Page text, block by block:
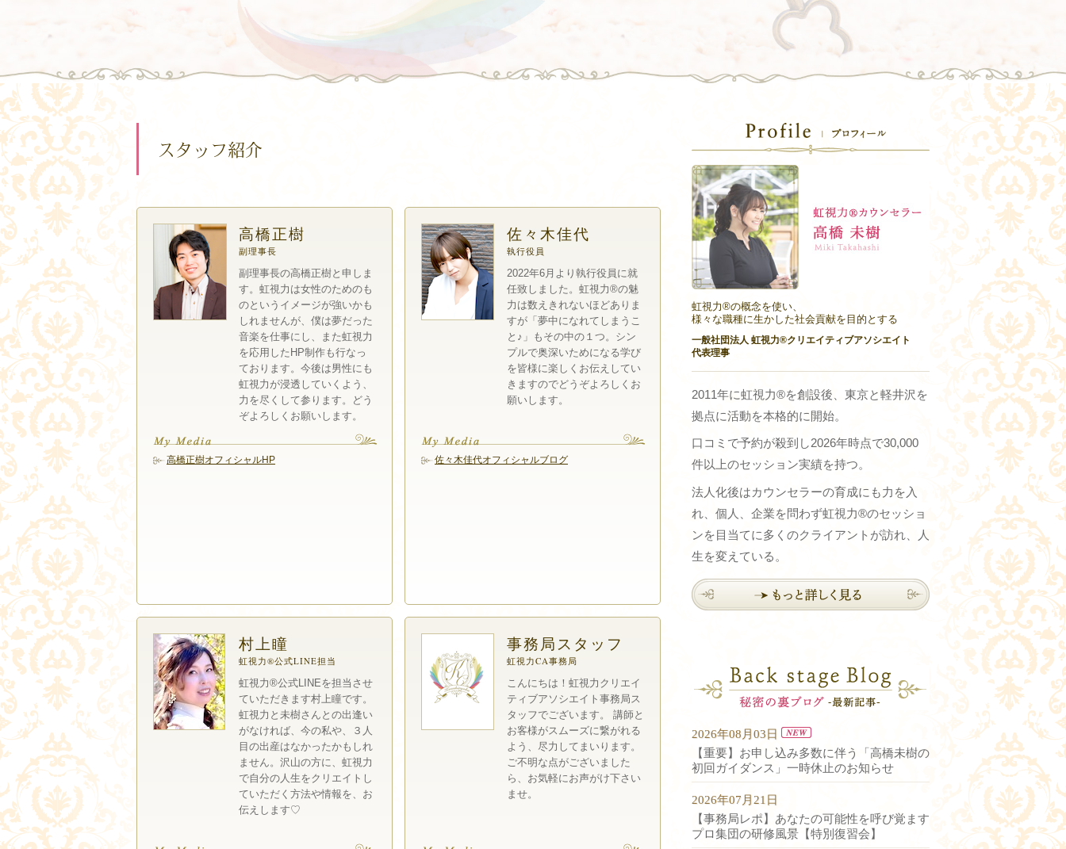
スタッフ紹介
高橋正樹
副理事長
副理事長の高橋正樹と申しま
す。虹視力は女性のためのも
のというイメージが強いかも
しれませんが、僕は夢だった
音楽を仕事にし、また虹視力
を応用したHP制作も行なっ
ております。今後は男性にも
虹視力が浸透していくよう、
力を尽くして参ります。どう
ぞよろしくお願いします。
高橋正樹オフィシャルHP
佐々木佳代
執行役員
2022年6月より執行役員に就
任致しました。虹視力®の魅
力は数えきれないほどありま
すが「夢中になれてしまうこ
と♪」もその中の１つ。シン
プルで奥深いためになる学び
を皆様に楽しくお伝えしてい
きますのでどうぞよろしくお
願いします。
佐々木佳代オフィシャルブログ
村上瞳
虹視力®︎公式LINE担当
虹視力®︎公式LINEを担当させ
ていただきます村上瞳です。
虹視力と未樹さんとの出逢い
がなければ、今の私や、３人
目の出産はなかったかもしれ
ません。沢山の方に、虹視力
で自分の人生をクリエイトし
ていただく方法や情報を、お
伝えします♡
事務局スタッフ
虹視力CA事務局
こんにちは！虹視力クリエイ
ティブアソシエイト事務局ス
タッフでございます。 講師と
お客様がスムーズに繋がれる
よう、尽力してまいります。
ご不明な点がございました
ら、お気軽にお声がけ下さい
ませ。
虹視力®︎の概念を使い、
様々な職種に生かした社会貢献を目的とする
一般社団法人 虹視力®︎クリエイティブアソシエイト
代表理事
2011年に虹視力®︎を創設後、東京と軽井沢を
拠点に活動を本格的に開始。
口コミで予約が殺到し2026年時点で30,000
件以上のセッション実績を持つ。
法人化後はカウンセラーの育成にも力を入
れ、個人、企業を問わず虹視力®のセッショ
ンを目当てに多くのクライアントが訪れ、人
生を変えている。
2026年08月03日
【重要】お申し込み多数に伴う「高橋未樹の
初回ガイダンス」一時休止のお知らせ
2026年07月21日
【事務局レポ】あなたの可能性を呼び覚ます
プロ集団の研修風景【特別復習会】